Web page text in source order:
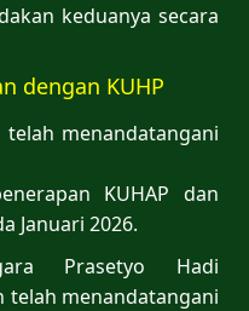
keduanya secara
dengan KUHP
menandatangani
KUHAP dan
Januari 2026.
Prasetyo Hadi
telah menandatangani